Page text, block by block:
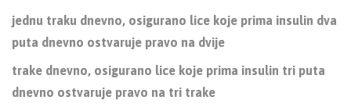
jednu traku dnevno, osigurano lice koje prima insulin dva
puta dnevno ostvaruje pravo na dvije
trake dnevno, osigurano lice koje prima insulin tri puta
dnevno ostvaruje pravo na tri trake